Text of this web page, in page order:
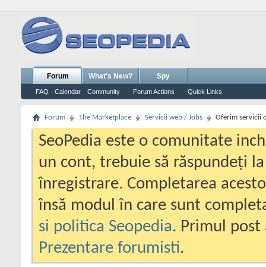
Forum
FAQ Calendar Community Forum Actions Quick Links
What's New? Spy
Forum The Marketplace Servicii web / Jobs Oferim servicii
SeoPedia este o comunitate
un cont, trebuie să răspundeți
înregistrare. Completarea
însă modul în care sunt
si politica Seopedia. Primul
Prezentare forumisti.